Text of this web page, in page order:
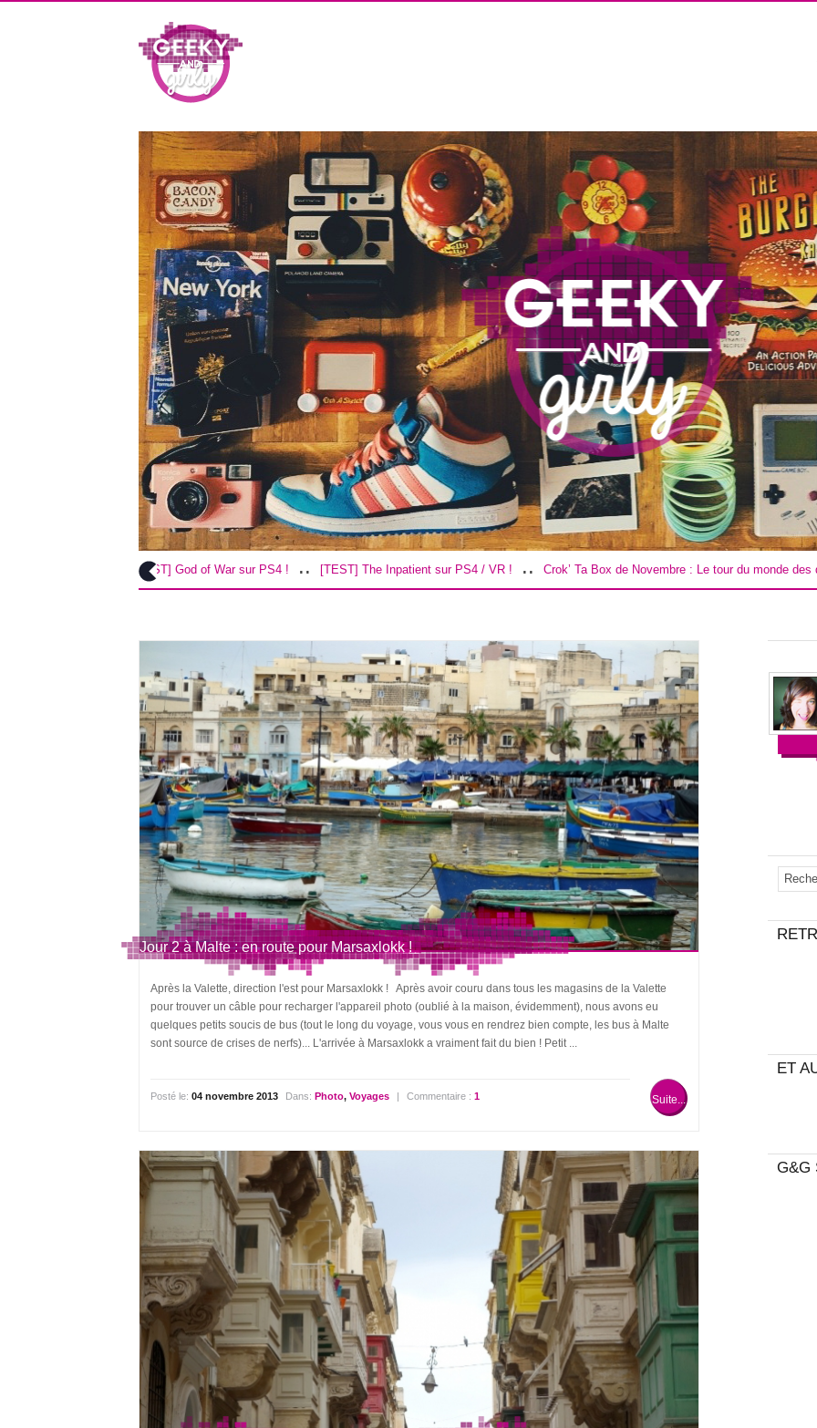
[TEST] God of War sur PS4 ! .. [TEST] The Inpatient sur PS4 / VR ! .. Crok’ Ta Box de Novembre : Le tour du monde des douceurs ! ..
Jour 2 à Malte : en route pour Marsaxlokk !
Après la Valette, direction l'est pour Marsaxlokk ! Après avoir couru dans tous les magasins de la Valette
pour trouver un câble pour recharger l'appareil photo (oublié à la maison, évidemment), nous avons eu
quelques petits soucis de bus (tout le long du voyage, vous vous en rendrez bien compte, les bus à Malte
sont source de crises de nerfs)... L'arrivée à Marsaxlokk a vraiment fait du bien ! Petit ...
Suite...
Posté le:04 novembre 2013 Dans:Photo,Voyages | Commentaire :1
ET
G&G